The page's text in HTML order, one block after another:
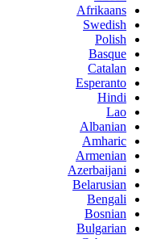
Afrikaans
Swedish
Polish
Basque
Catalan
Esperanto
Hindi
Lao
Albanian
Amharic
Armenian
Azerbaijani
Belarusian
Bengali
Bosnian
Bulgarian